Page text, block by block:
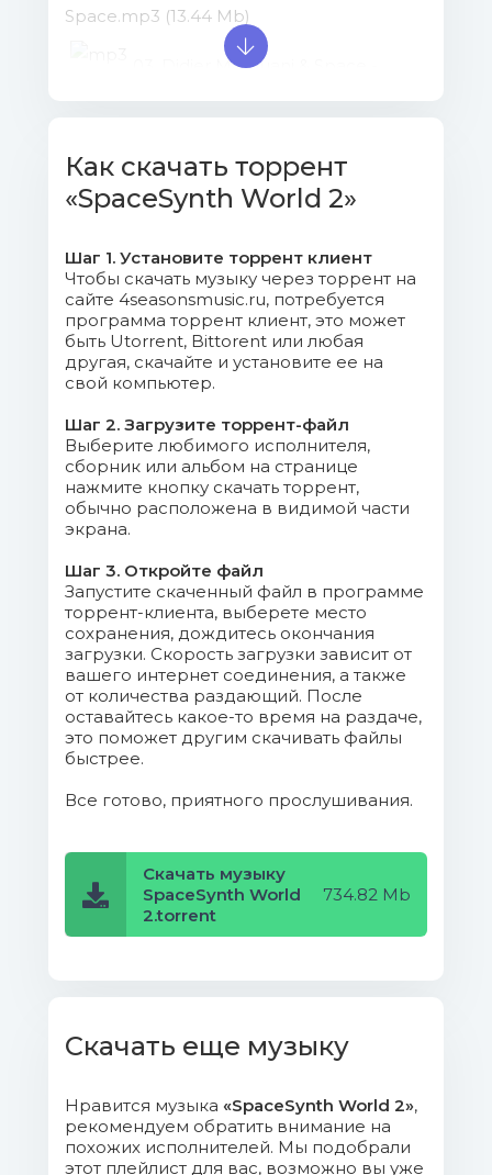
Space.mp3 (13.44 Mb)
03. Didier Marouani & Space -
04. Future Synth - Source Of
Space.mp3 (12.51 Mb)
Kid.mp3 (9.92 Mb)
06. Galspace Project - Black
Magic.mp3 (11.88 Mb)
(17.1 Mb)
08. Invold - Andromeda (Original
Mix).mp3 (11.82 Mb)
Mb)
10. Laser-Cowboys - Radioactivity
(Prawda Mix).mp3 (12.08 Mb)
11. M.I.N.E - Things We've Done
(Synthpop Remix).mp3 (10.57 Mb)
(AirLab7 vs. George Crossfield Remix).mp3
13. Max Laser - Space Journey (ZYX
Extended Version).mp3 (14.67 Mb)
Layer.mp3 (14.98 Mb)
15. Mulperi - Through Space.mp3
16. Neutron - 3rd Dimension.mp3
(8.41 Mb)
Как скачать торрент
«SpaceSynth World 2»
Шаг 1. Установите торрент клиент
Чтобы скачать музыку через торрент на
сайте 4seasonsmusic.ru, потребуется
программа торрент клиент, это может
быть Utorrent, Bittorent или любая
другая, скачайте и установите ее на
свой компьютер.
Шаг 2. Загрузите торрент-файл
Выберите любимого исполнителя,
сборник или альбом на странице
нажмите кнопку скачать торрент,
обычно расположена в видимой части
экрана.
Шаг 3. Откройте файл
Запустите скаченный файл в программе
торрент-клиента, выберете место
сохранения, дождитесь окончания
загрузки. Скорость загрузки зависит от
вашего интернет соединения, а также
от количества раздающий. После
оставайтесь какое-то время на раздаче,
это поможет другим скачивать файлы
быстрее.
Все готово, приятного прослушивания.
Скачать музыку
SpaceSynth World
2.torrent
734.82 Mb
Скачать еще музыку
Нравится музыка «SpaceSynth World 2»,
рекомендуем обратить внимание на
похожих исполнителей. Мы подобрали
этот плейлист для вас, возможно вы уже